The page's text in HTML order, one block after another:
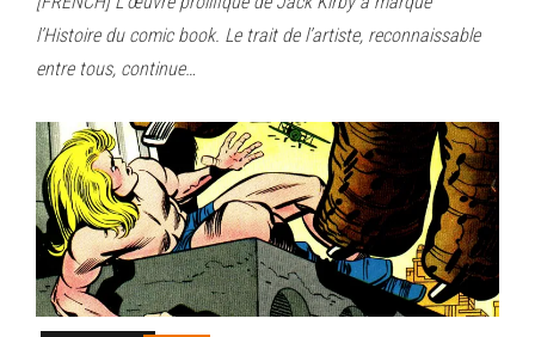
l’Histoire du comic book. Le trait de l’artiste, reconnaissable
entre tous, continue…